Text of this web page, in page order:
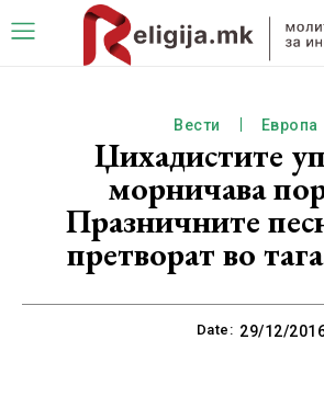
Вести Европа
Џихадистите
морничава
Празничните
претворат во
Date: 29/12/